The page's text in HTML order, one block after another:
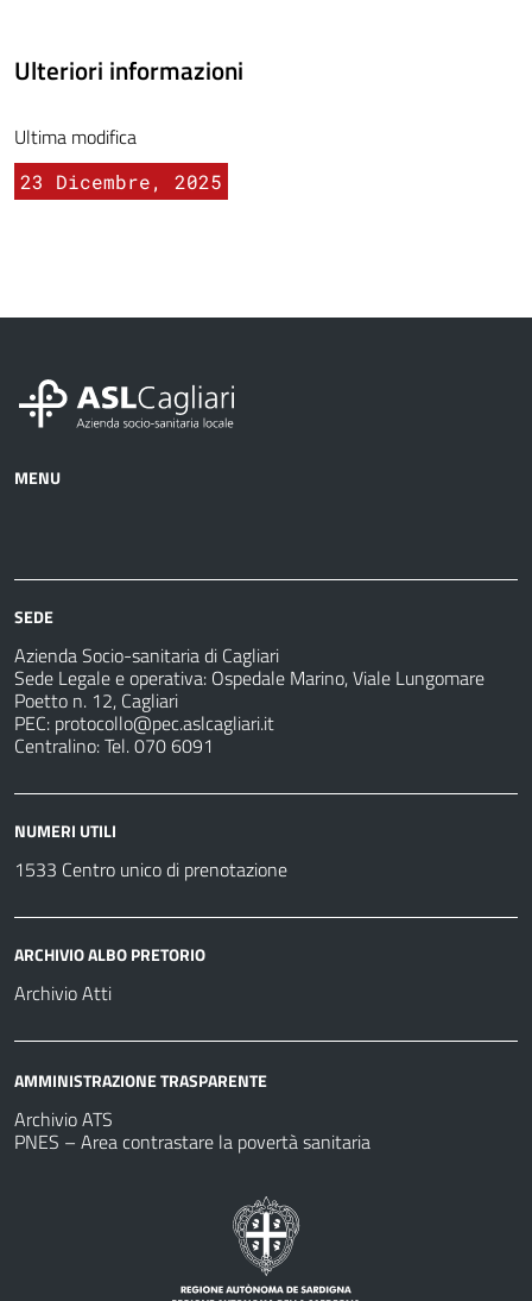
Ulteriori informazioni
Ultima modifica
23 Dicembre, 2025
MENU
sanitarie
fare
SEDE
Azienda Socio-sanitaria di Cagliari
Sede Legale e operativa: Ospedale Marino, Viale Lungomare
Poetto n. 12, Cagliari
PEC: protocollo@pec.aslcagliari.it
Centralino: Tel. 070 6091
NUMERI UTILI
1533 Centro unico di prenotazione
ARCHIVIO ALBO PRETORIO
Archivio Atti
AMMINISTRAZIONE TRASPARENTE
Archivio ATS
PNES – Area contrastare la povertà sanitaria